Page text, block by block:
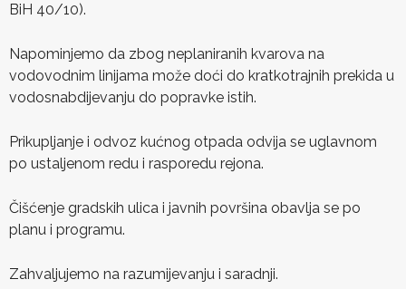
BiH 40/10).
Napominjemo da zbog neplaniranih kvarova na
vodovodnim linijama može doći do kratkotrajnih prekida u
vodosnabdijevanju do popravke istih.
Prikupljanje i odvoz kućnog otpada odvija se uglavnom
po ustaljenom redu i rasporedu rejona.
Čišćenje gradskih ulica i javnih površina obavlja se po
planu i programu.
Zahvaljujemo na razumijevanju i saradnji.